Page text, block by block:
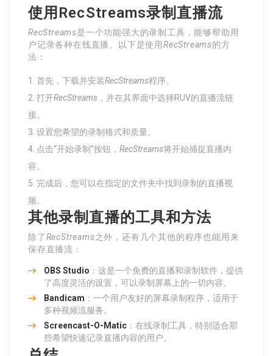
使用RecStreams录制直播流
RecStreams是一个功能强大的录制工具，能够帮助用
户记录各种在线直播。以下是使用RecStreams的方
法：
首先，下载并安装RecStreams程序。
打开RecStreams ，并在其界面中选择RUV的直播流链
接。
设置您希望的录制格式和质量。
点击“开始录制”按钮， RecStreams将开始捕捉直播内
容。
完成后，您可以在指定的文件夹中找到录制的直播视
频。
其他录制直播的工具和方法
除了RecStreams之外，还有几个其他的程序也能用来
保存直播流：
OBS Studio ：这是一个免费的直播和录制软件，提供
了高度灵活的设置，可以录制屏幕上的一切内容。
Bandicam ：一个用户友好的屏幕录制程序，适用于
多种视频流服务。
Screencast-O-Matic ：在线录制工具，特别适合那
些希望快速记录直播内容的用户。